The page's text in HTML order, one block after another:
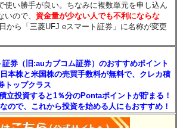
使い勝手が良い。ちなみに複数単元を申し込ん
ので、 資金量が少ない人でも不利にならな
から「三菱UFJ eスマート証券」に名称が変更
券（旧:auカブコム証券）のおすすめポイント
本株と米国株の売買手数料が無料で、クレカ積
トップクラス
立投資すると1％分のPontaポイントが貯まる！
ので、これから投資を始める人にもおすすめ！